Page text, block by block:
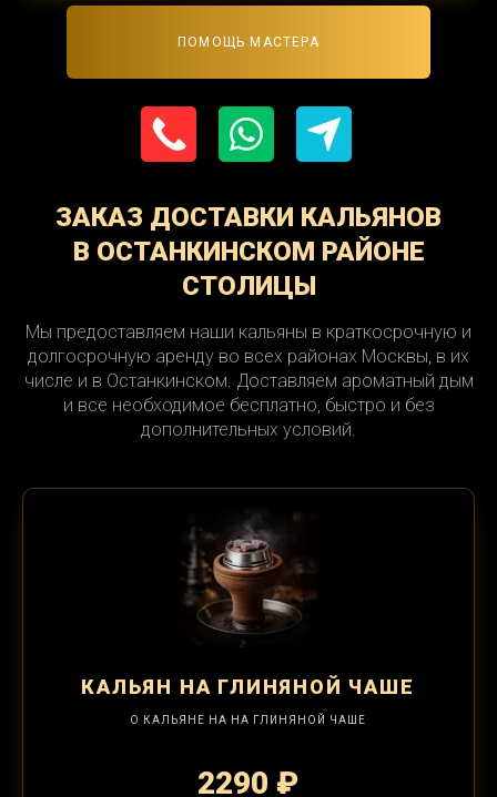
ПОМОЩЬ МАСТЕРА
ЗАКАЗ ДОСТАВКИ КАЛЬЯНОВ
В ОСТАНКИНСКОМ РАЙОНЕ
СТОЛИЦЫ
Мы предоставляем наши кальяны в краткосрочную и
долгосрочную аренду во всех районах Москвы, в их
числе и в Останкинском. Доставляем ароматный дым
и все необходимое бесплатно, быстро и без
дополнительных условий.
КАЛЬЯН НА ГЛИНЯНОЙ ЧАШЕ
О КАЛЬЯНЕ НА НА ГЛИНЯНОЙ ЧАШЕ
2290 ₽